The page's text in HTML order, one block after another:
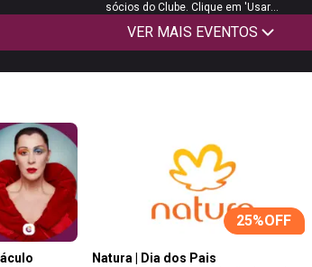
o
dados para
realizar a sua
a Uhuu.com
é de até 24h
sócios do Clube. Clique em 'Usar
adicionar o ingresso do tipo "PROMO
GZH", que possui o desconto já
VER MAIS EVENTOS
25%OFF
Natura | Dia dos Pais